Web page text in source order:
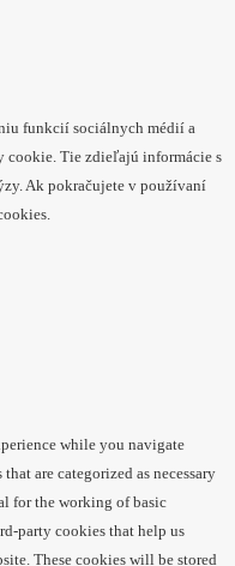
funkcií sociálnych médií a
cookie. Tie zdieľajú informácie s
Ak pokračujete v používaní
while you navigate
are categorized as necessary
for the working of basic
party cookies that help us
These cookies will be stored